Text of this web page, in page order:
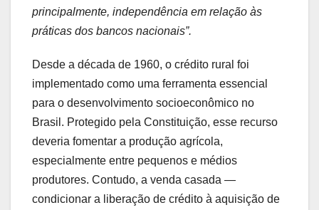
principalmente, independência em relação às
práticas dos bancos nacionais”.
Desde a década de 1960, o crédito rural foi
implementado como uma ferramenta essencial
para o desenvolvimento socioeconômico no
Brasil. Protegido pela Constituição, esse recurso
deveria fomentar a produção agrícola,
especialmente entre pequenos e médios
produtores. Contudo, a venda casada —
condicionar a liberação de crédito à aquisição de